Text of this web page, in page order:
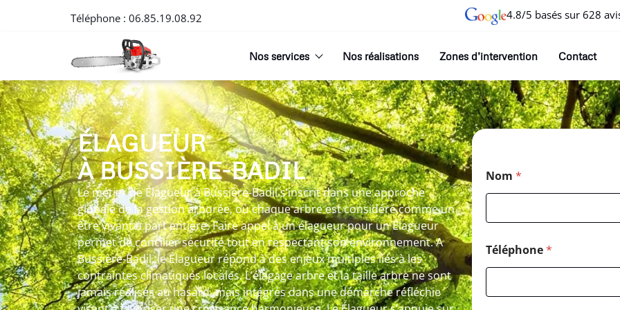
Téléphone : 06.85.19.08.92 4.8/5 basés sur 628
Nos services Nos réalisations Zones d’intervention Contact
ÉLAGUEUR
À BUSSIÈRE-BADIL
Le métier de Élagueur à Bussière-Badil s’inscrit dans une approche
globale de la gestion arborée, où chaque arbre est considéré comme un
être vivant à part entière. Faire appel à un élagueur pour un Élagueur
permet de concilier sécurité tout en respectant son environnement. A
Bussière-Badil, le Élagueur répond à des enjeux multiples liés à les
contraintes climatiques locales. L’élagage arbre et la taille arbre ne sont
jamais réalisés au hasard, mais intégrés dans une démarche réfléchie
Nom *
Téléphone*